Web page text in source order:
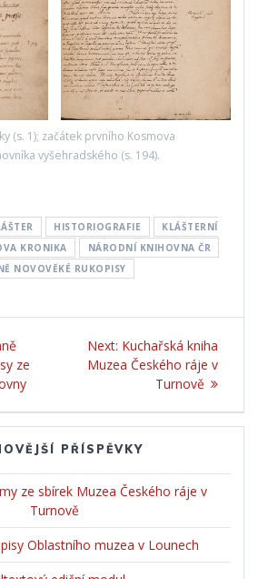
(s. 1); začátek prvního Kosmova
vyšehradského (s. 194).
HISTORIOGRAFIE
KLÁŠTERNÍ
KRONIKA
NÁRODNÍ KNIHOVNA ČR
NOVOVĚKÉ RUKOPISY
ze
Next: Next
post:
Kuchařská kniha
Muzea Českého ráje v
Turnově
PŘÍSPĚVKY
ze sbírek Muzea Českého ráje v
Turnově
Oblastního muzea v Lounech